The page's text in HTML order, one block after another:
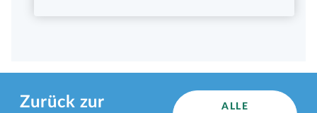
Zurück zur
ALLE